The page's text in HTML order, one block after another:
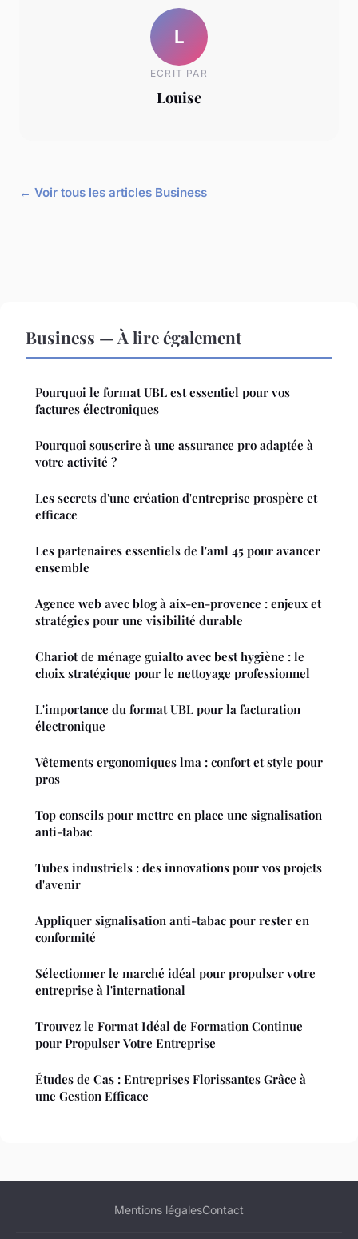
L
ECRIT PAR
Louise
← Voir tous les articles Business
Business — À lire également
Pourquoi le format UBL est essentiel pour vos
factures électroniques
Pourquoi souscrire à une assurance pro adaptée à
votre activité ?
Les secrets d'une création d'entreprise prospère et
efficace
Les partenaires essentiels de l'aml 45 pour avancer
ensemble
Agence web avec blog à aix-en-provence : enjeux et
stratégies pour une visibilité durable
Chariot de ménage guialto avec best hygiène : le
choix stratégique pour le nettoyage professionnel
L'importance du format UBL pour la facturation
électronique
Vêtements ergonomiques lma : confort et style pour
pros
Top conseils pour mettre en place une signalisation
anti-tabac
Tubes industriels : des innovations pour vos projets
d'avenir
Appliquer signalisation anti-tabac pour rester en
conformité
Sélectionner le marché idéal pour propulser votre
entreprise à l'international
Trouvez le Format Idéal de Formation Continue
pour Propulser Votre Entreprise
Études de Cas : Entreprises Florissantes Grâce à
une Gestion Efficace
Mentions légalesContact